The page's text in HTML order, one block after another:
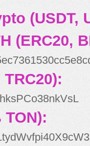
(USDT,
(ERC20,
TON):